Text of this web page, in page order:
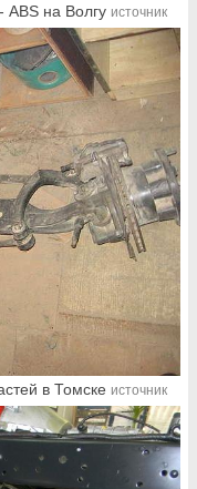
ABS на Волгу источник
в Томске источник